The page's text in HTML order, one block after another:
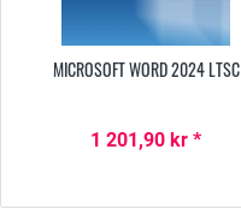
MICROSOFT WORD 2024 LTSC
1 201,90 kr *